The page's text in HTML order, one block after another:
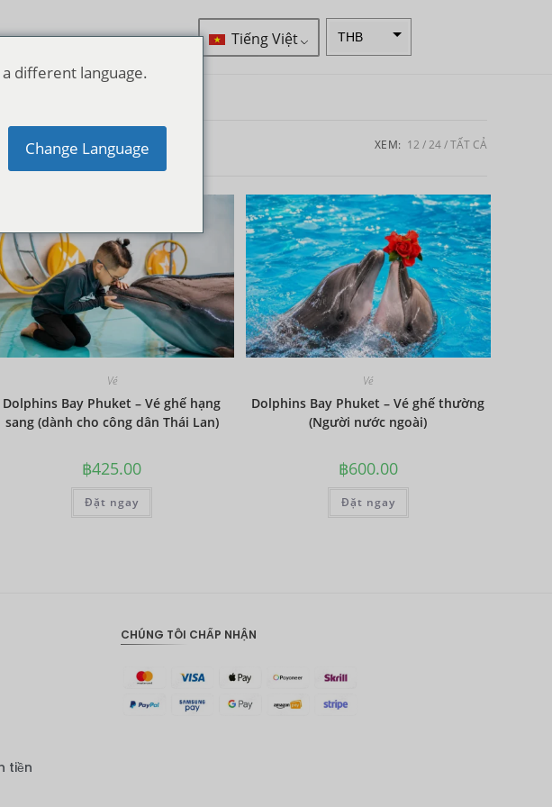
Tiếng Việt THB
NOK
Yên
Nhật
Đồng
euro
INR
IDR
Bảng
Anh
CHF
CAD
MYR
PHP
XEM: 12 24 TẤT CẢ
Vé
Dolphins Bay Phuket – Vé ghế hạng
sang (dành cho công dân Thái Lan)
฿425.00
Đặt ngay
Vé
Dolphins Bay Phuket – Vé ghế thường
(Người nước ngoài)
฿600.00
Đặt ngay
tiền
CHÚNG TÔI CHẤP NHẬN
different language.
Change Language